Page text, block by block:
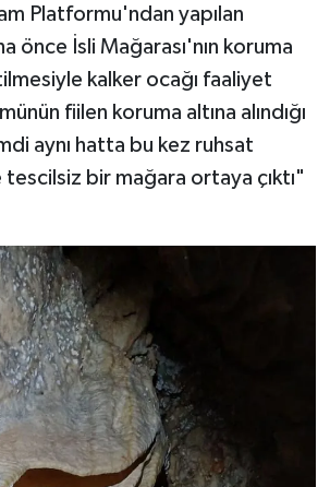
Platformu'ndan yapılan
önce İsli Mağarası'nın koruma
kalker ocağı faaliyet
fiilen koruma altına alındığı
aynı hatta bu kez ruhsat
tescilsiz bir mağara ortaya çıktı"